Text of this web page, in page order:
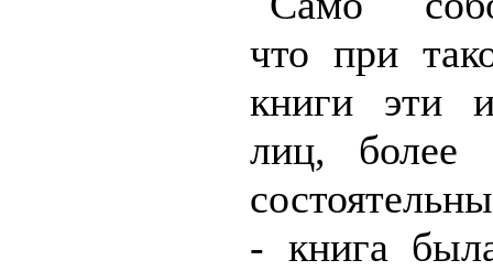
что при
книги эти
лиц, более
- книга